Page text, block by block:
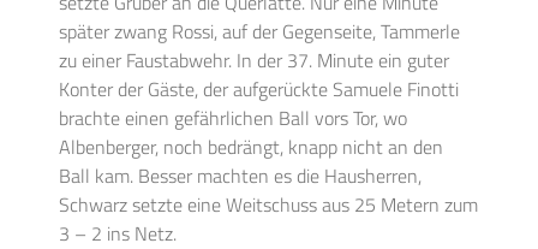
später zwang Rossi, auf der Gegenseite, Tammerle
zu einer Faustabwehr. In der 37. Minute ein guter
Konter der Gäste, der aufgerückte Samuele Finotti
brachte einen gefährlichen Ball vors Tor, wo
Albenberger, noch bedrängt, knapp nicht an den
Ball kam. Besser machten es die Hausherren,
Schwarz setzte eine Weitschuss aus 25 Metern zum
3 – 2 ins Netz.